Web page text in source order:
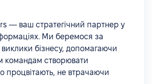
— ваш стратегічний партнер у
Ми беремося за
виклики бізнесу, допомагаючи
командам створювати
процвітають, не втрачаючи